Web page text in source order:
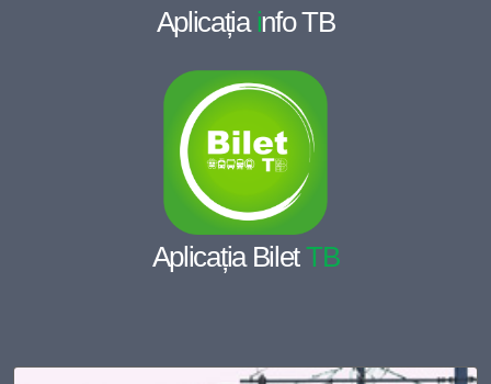
Aplicația info TB
Aplicația BiletTB